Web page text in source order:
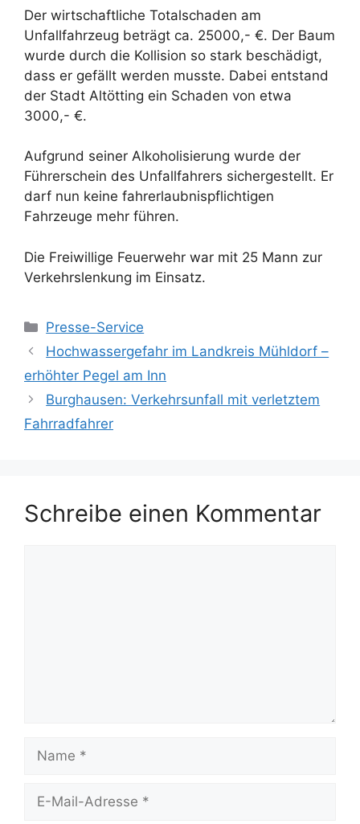
Der wirtschaftliche Totalschaden am
Unfallfahrzeug beträgt ca. 25000,- €. Der Baum
wurde durch die Kollision so stark beschädigt,
dass er gefällt werden musste. Dabei entstand
der Stadt Altötting ein Schaden von etwa
3000,- €.
Aufgrund seiner Alkoholisierung wurde der
Führerschein des Unfallfahrers sichergestellt. Er
darf nun keine fahrerlaubnispflichtigen
Fahrzeuge mehr führen.
Die Freiwillige Feuerwehr war mit 25 Mann zur
Verkehrslenkung im Einsatz.
Kategorien
Presse-Service
Hochwassergefahr im Landkreis Mühldorf –
erhöhter Pegel am Inn
Burghausen: Verkehrsunfall mit verletztem
Fahrradfahrer
Schreibe einen Kommentar
Mail-